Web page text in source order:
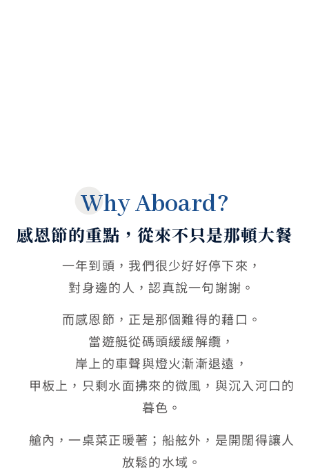
Why Aboard?
感恩節的重點，從來不只是那頓大餐
一年到頭，我們很少好好停下來，
對身邊的人，認真說一句謝謝。
而感恩節，正是那個難得的藉口。
當遊艇從碼頭緩緩解纜，
岸上的車聲與燈火漸漸退遠，
甲板上，只剩水面拂來的微風，與沉入河口的
暮色。
艙內，一桌菜正暖著；船舷外，是開闊得讓人
放鬆的水域。